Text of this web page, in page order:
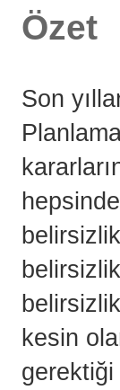
Özet
Son
kesin